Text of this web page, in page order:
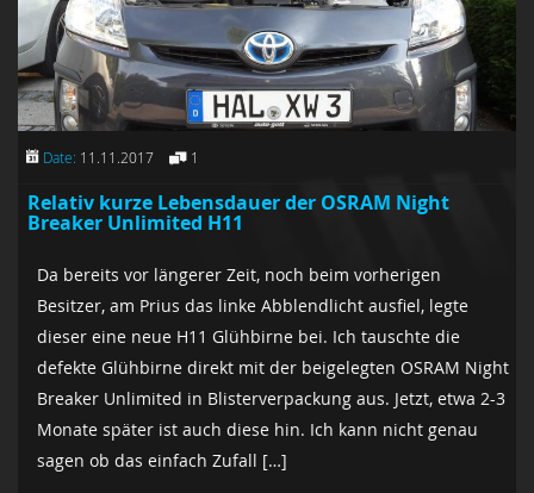
Date: 11.11.2017 1
Relativ kurze Lebensdauer der OSRAM Night
Breaker Unlimited H11
Da bereits vor längerer Zeit, noch beim vorherigen
Besitzer, am Prius das linke Abblendlicht ausfiel, legte
dieser eine neue H11 Glühbirne bei. Ich tauschte die
defekte Glühbirne direkt mit der beigelegten OSRAM Night
Breaker Unlimited in Blisterverpackung aus. Jetzt, etwa 2-3
Monate später ist auch diese hin. Ich kann nicht genau
sagen ob das einfach Zufall […]